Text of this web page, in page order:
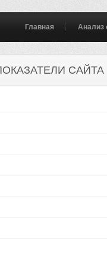
Главная Анализ
САЙТА